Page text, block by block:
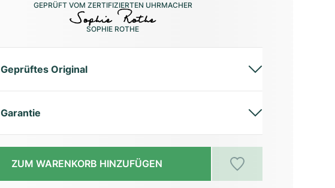
GEPRÜFT VOM ZERTIFIZIERTEN UHRMACHER
SOPHIE ROTHE
Geprüftes Original
Garantie
ZUM WARENKORB HINZUFÜGEN